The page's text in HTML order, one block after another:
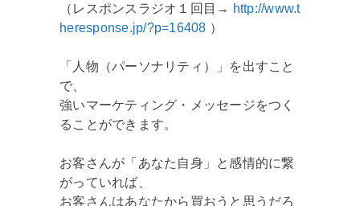
（レスポンスラジオ１回目→ http://www.t
heresponse.jp/?p=16408 ）
「人物（パーソナリティ）」を出すこと
で、
強いマーケティング・メッセージをつく
ることができます。
お客さんが「あなた自身」と感情的に繋
がっていれば、
お客さんはあなたから買おうと思うだろ